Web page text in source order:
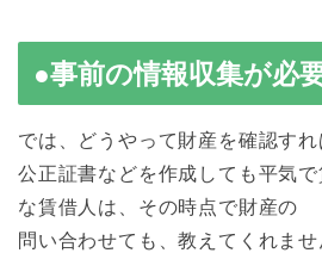
●事前の情報収集が必
では、どうやって財産を確認すれ
公正証書などを作成しても平気で
な賃借人は、その時点で財産
問い合わせても、教えてくれませ